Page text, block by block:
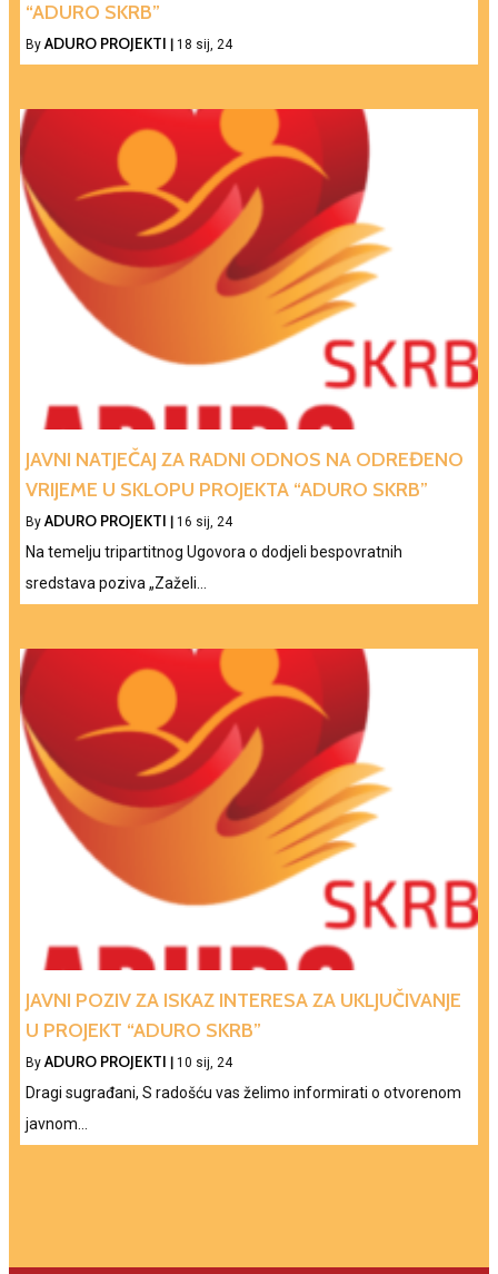
“ADURO SKRB”
By ADURO PROJEKTI | 18 sij, 24
JAVNI NATJEČAJ ZA RADNI ODNOS NA ODREĐENO
VRIJEME U SKLOPU PROJEKTA “ADURO SKRB”
By ADURO PROJEKTI 16 sij, 24
Na temelju tripartitnog Ugovora o dodjeli bespovratnih
sredstava poziva „Zaželi…
JAVNI POZIV ZA ISKAZ INTERESA ZA UKLJUČIVANJE
U PROJEKT “ADURO SKRB”
By ADURO PROJEKTI | 10 sij, 24
Dragi sugrađani, S radošću vas želimo informirati o otvorenom
javnom…